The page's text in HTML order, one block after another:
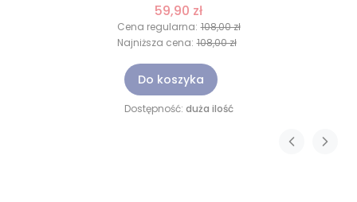
59,90 zł
Cena regularna: 108,00 zł
Najniższa cena: 108,00 zł
Do koszyka
Dostępność: duża ilość